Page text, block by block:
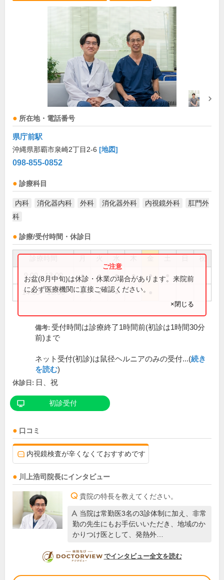
所在地・電話番号
県庁前駅
沖縄県那覇市泉崎2丁目2-6 [地図]
098-855-0852
診療科目
内科 消化器内科 外科 消化器外科 内視鏡外科
肛門外
科
診療/受付時間・休診日
祝
9:00～13:00 ● ● ● ● ●
14:00～18:00 ● ● ●
お盆(8月中旬)は休診・休業の場合があります。来院前
に必ず医療機関に直接ご確認ください。
×閉じる
備考: 受付時間は診療終了1時間前(初診は1時間30分
前)まで
ネット受付(初診)は鼠径ヘルニアのみの受付...(続き
を読む)
休診日: 日、祝
初診受付
口コミ
内視鏡検査が辛くなくておすすめです
川上浩司 院長にインタビュー
貴院の特長を教えてください。
当院は常勤医3名の3診体制に加え、非常
勤の先生にもお手伝いいただき、地域のか
かりつけ医として、発熱外…
DOCTORVIEW
でインタビュー全文を読む